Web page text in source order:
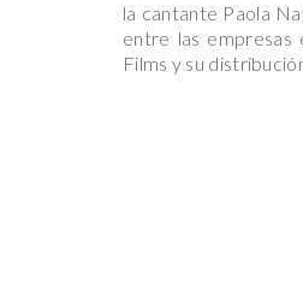
la cantante Paola
entre las empresas
Films y su